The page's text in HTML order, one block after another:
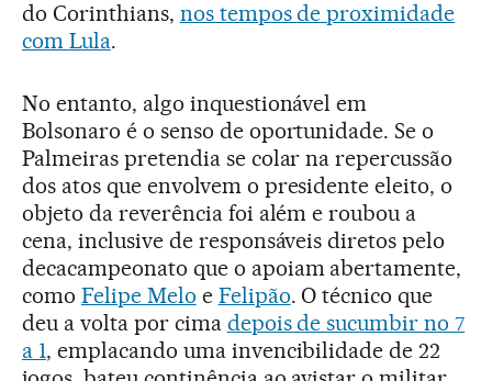
do Corinthians, nos tempos de proximidade
com Lula.
No entanto, algo inquestionável em
Bolsonaro é o senso de oportunidade. Se o
Palmeiras pretendia se colar na repercussão
dos atos que envolvem o presidente eleito, o
objeto da reverência foi além e roubou a
cena, inclusive de responsáveis diretos pelo
decacampeonato que o apoiam abertamente,
como Felipe Melo e Felipão. O técnico que
deu a volta por cima depois de sucumbir no 7
a 1, emplacando uma invencibilidade de 22